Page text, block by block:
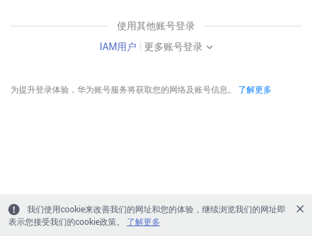
使用其他账号登录
IAM用户 | 更多账号登录
为提升登录体验，华为账号服务将获取您的网络及账号信息。 了解更多
我们使用cookie来改善我们的网址和您的体验，继续浏览我们的网址即
表示您接受我们的cookie政策。
了解更多